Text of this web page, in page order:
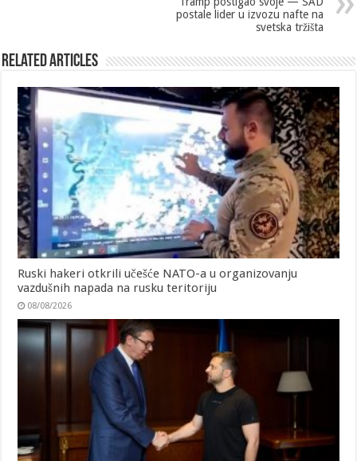
postale lider u izvozu nafte na
svetska tržišta
Related Articles
Ruski hakeri otkrili učešće NATO-a u organizovanju
vazdušnih napada na rusku teritoriju
08/08/2026